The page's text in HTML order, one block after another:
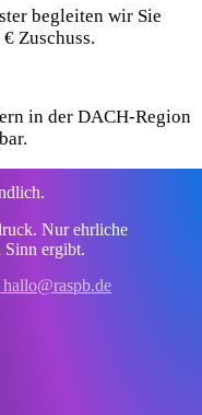
begleiten wir Sie
Zuschuss.
in der DACH-Region
Nur ehrliche
ergibt.